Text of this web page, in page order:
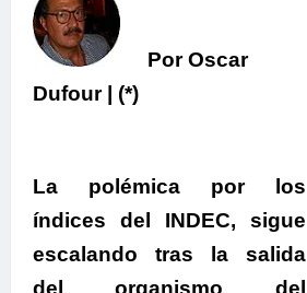
Por Oscar
Dufour | (*)
La polémica por los
índices del INDEC, sigue
escalando tras la salida
del organismo del